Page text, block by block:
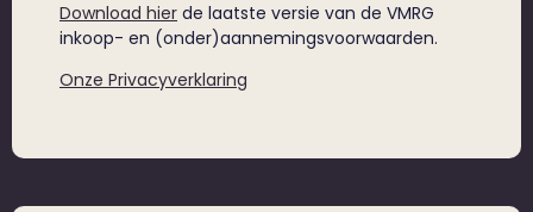
Download hier de laatste versie van de VMRG
inkoop- en (onder)aannemingsvoorwaarden.
Onze Privacyverklaring